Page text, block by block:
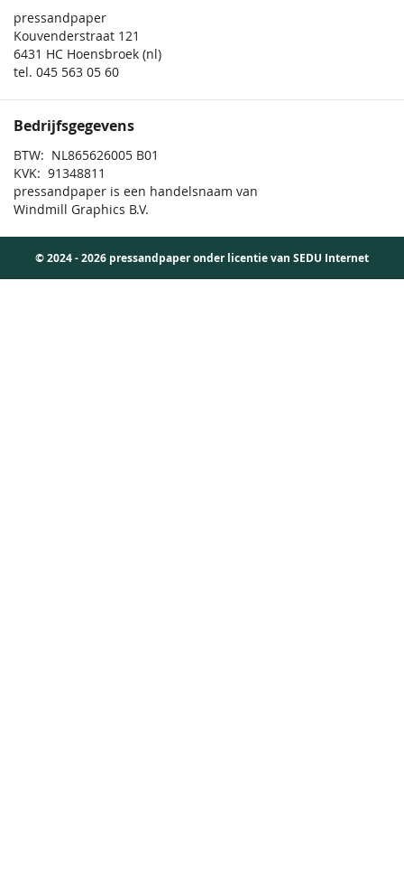
pressandpaper
Kouvenderstraat 121
6431 HC Hoensbroek (nl)
tel. 045 563 05 60
Bedrijfsgegevens
BTW: NL865626005 B01
KVK: 91348811
pressandpaper is een handelsnaam van
Windmill Graphics B.V.
© 2024 - 2026 pressandpaper onder licentie van SEDU Internet